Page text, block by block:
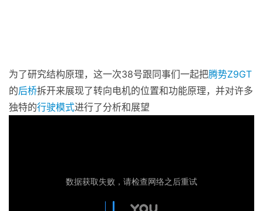
为了研究结构原理，这一次38号跟同事们一起把腾势Z9GT
的后桥拆开来展现了转向电机的位置和功能原理，并对许多
独特的行驶模式进行了分析和展望